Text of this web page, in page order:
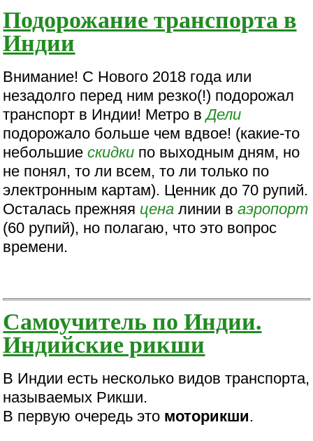
Подорожание транспорта в
Индии
Внимание! С Нового 2018 года или
незадолго перед ним резко(!) подорожал
транспорт в Индии! Метро вДели
подорожало больше чем вдвое! (какие-то
небольшиескидки по выходным дням, но
не понял, то ли всем, то ли только по
электронным картам). Ценник до 70 рупий.
Осталась прежняя цена линии ваэропорт
(60 рупий), но полагаю, что это вопрос
времени.
Самоучитель по Индии.
Индийские рикши
В Индии есть несколько видов транспорта,
называемых Рикши.
В первую очередь это моторикши.